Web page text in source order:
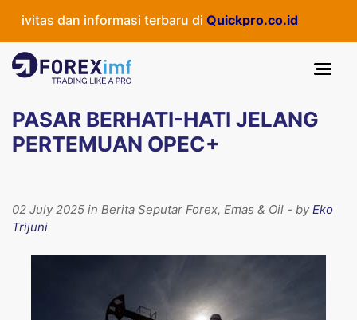
dan informasi terbaru di Quickpro.co.id
PASAR BERHATI-HATI JELANG
PERTEMUAN OPEC+
02 July 2025 in Berita Seputar Forex, Emas & Oil - byEko
Trijuni